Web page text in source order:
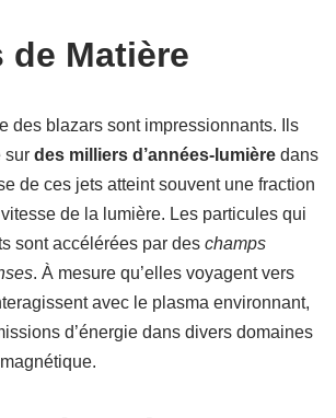
de Matière
des blazars sont impressionnants. Ils
sur des milliers d’années-lumière dans
de ces jets atteint souvent une fraction
de la lumière. Les particules qui
sont accélérées par des champs
. À mesure qu’elles voyagent vers
avec le plasma environnant,
d’énergie dans divers domaines